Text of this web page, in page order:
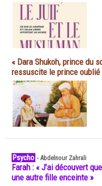
« Dara Shukoh, prince du
ressuscite le prince
Psycho -Abdelnour Zahrali
Farah : « J’ai découvert
une autre fille enceinte »